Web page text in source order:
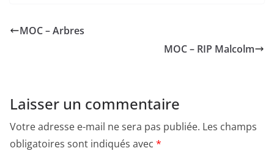
MOC – Arbres
MOC – RIP Malcolm
Laisser un commentaire
Votre adresse e-mail ne sera pas publiée. Les champs
obligatoires sont indiqués avec *